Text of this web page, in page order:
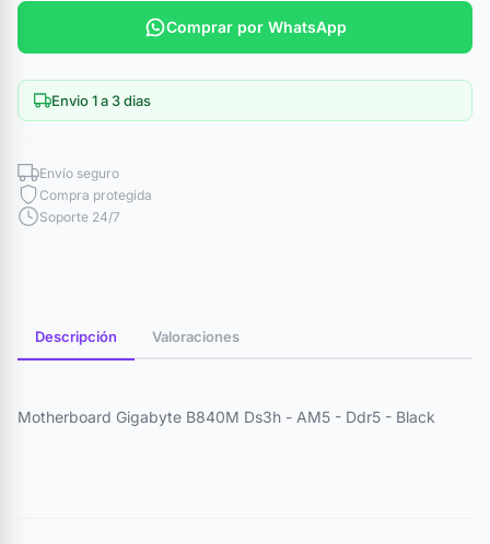
Comprar por WhatsApp
Envio 1 a 3 dias
Envío seguro
Compra protegida
Soporte 24/7
Descripción Valoraciones
Motherboard Gigabyte B840M Ds3h - AM5 - Ddr5 - Black